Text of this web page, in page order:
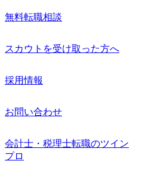
無料転職相談
スカウトを受け取った方へ
採用情報
お問い合わせ
会計士・税理士転職のツイン
プロ